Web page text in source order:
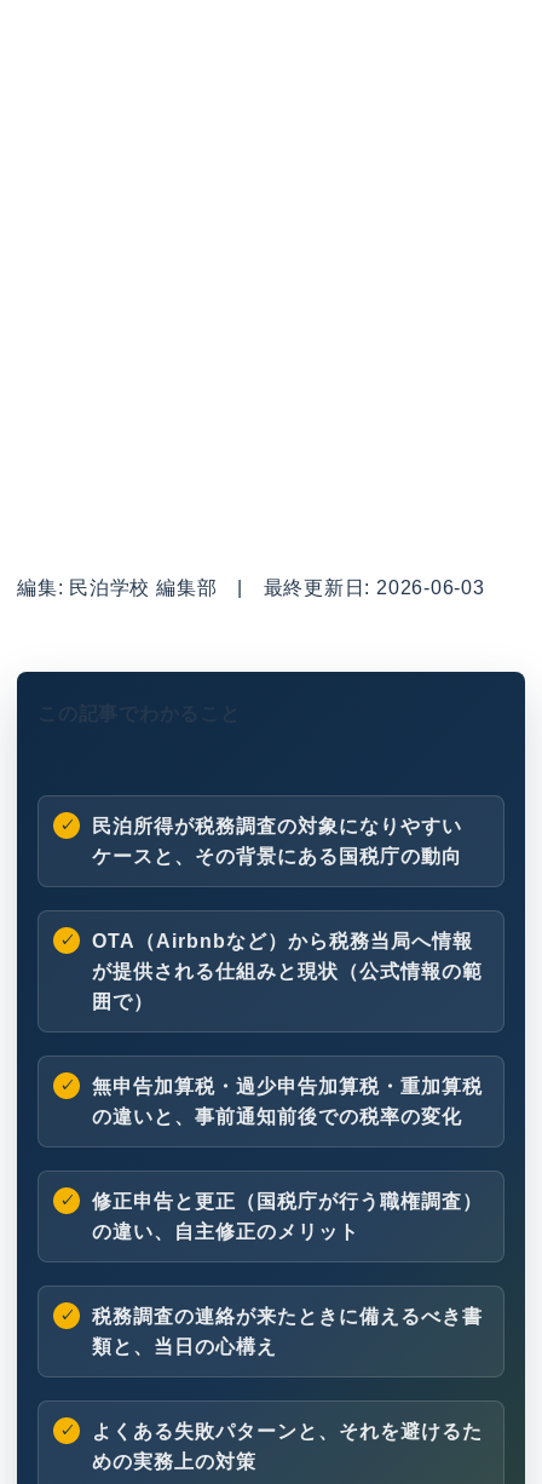
編集: 民泊学校 編集部 | 最終更新日: 2026-06-03
民泊所得が税務調査の対象になりやすい
ケースと、その背景にある国税庁の動向
OTA（Airbnbなど）から税務当局へ情報
が提供される仕組みと現状（公式情報の範
囲で）
無申告加算税・過少申告加算税・重加算税
の違いと、事前通知前後での税率の変化
修正申告と更正（国税庁が行う職権調査）
の違い、自主修正のメリット
税務調査の連絡が来たときに備えるべき書
類と、当日の心構え
よくある失敗パターンと、それを避けるた
めの実務上の対策